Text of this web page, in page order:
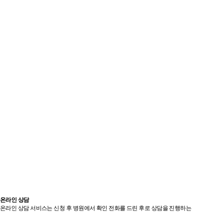
온라인 상담
온라인 상담 서비스는 신청 후 병원에서 확인 전화를 드린 후로 상담을 진행하는